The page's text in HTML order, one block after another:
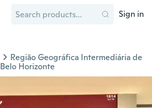
Sign in
Região Geográfica Intermediária de
Belo Horizonte